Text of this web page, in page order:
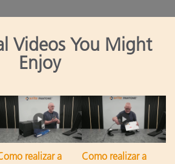
Videos You Might
Enjoy
realizar a
Como realizar a